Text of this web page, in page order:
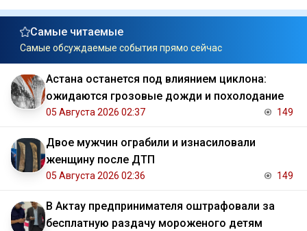
Самые читаемые
Самые обсуждаемые события прямо сейчас
Астана останется под влиянием циклона:
ожидаются грозовые дожди и похолодание
05 Августа 2026 02:37 149
Двое мужчин ограбили и изнасиловали
женщину после ДТП
05 Августа 2026 02:36 149
В Актау предпринимателя оштрафовали за
бесплатную раздачу мороженого детям